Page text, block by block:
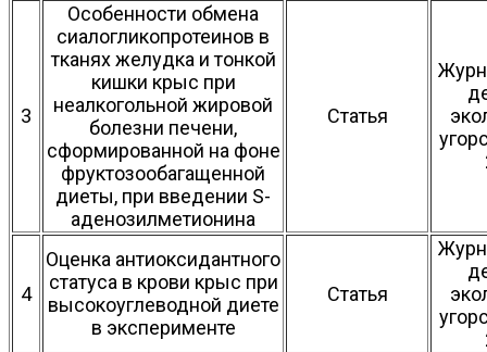
3
Особенности обмена
сиалогликопротеинов в
тканях желудка и тонкой
кишки крыс при
неалкогольной жировой
болезни печени,
сформированной на фоне
фруктозообагащенной
диеты, при введении S-
аденозилметионина
Статья
4
Оценка антиоксидантного
статуса в крови крыс при
высокоуглеводной диете
в эксперименте
Статья